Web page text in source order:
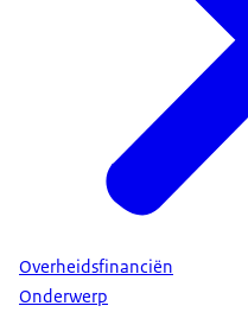
Overheidsfinanciën
Onderwerp